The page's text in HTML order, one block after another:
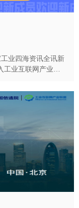
业四海资讯全讯新
工业互联网产业联